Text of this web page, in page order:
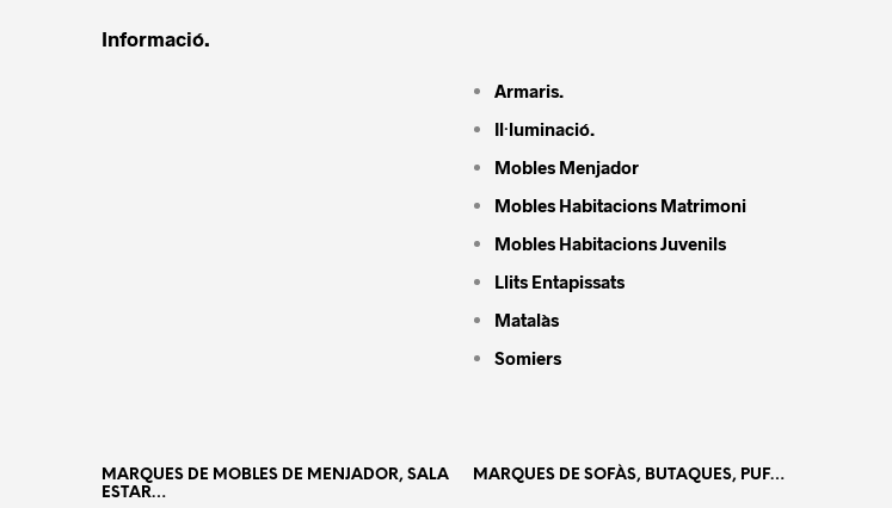
Informació.
Armaris.
Il·luminació.
Mobles Menjador
Mobles Habitacions Matrimoni
Mobles Habitacions Juvenils
Llits Entapissats
Matalàs
Somiers
MARQUES DE MOBLES DE MENJADOR, SALA
ESTAR…
MARQUES DE SOFÀS, BUTAQUES, PUF…